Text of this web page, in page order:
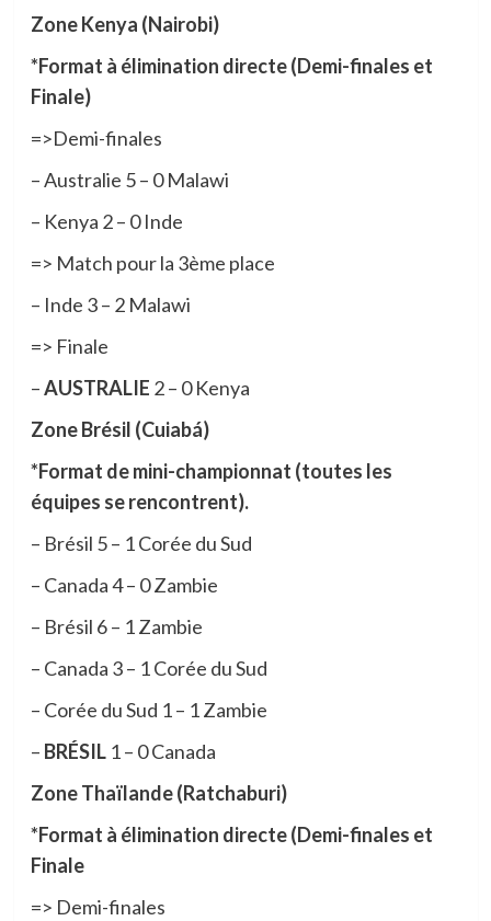
Zone Kenya (Nairobi)
​*Format à élimination directe (Demi-finales et
Finale)
=>Demi-finales
– ​Australie 5 – 0 Malawi
– ​Kenya 2 – 0 Inde
=> Match pour la 3ème place
– ​Inde 3 – 2 Malawi
=> Finale
– ​AUSTRALIE 2 – 0 Kenya
Zone Brésil (Cuiabá)
​*F​ormat de mini-championnat (toutes les
équipes se rencontrent).
– ​Brésil 5 – 1 Corée du Sud
– ​Canada 4 – 0 Zambie
– ​Brésil 6 – 1 Zambie
– ​Canada 3 – 1 Corée du Sud
– ​Corée du Sud 1 – 1 Zambie
– ​ BRÉSIL1 – 0 Canada
Zone Thaïlande (Ratchaburi)
​*Format à élimination directe (Demi-finales et
Finale
=> Demi-finales